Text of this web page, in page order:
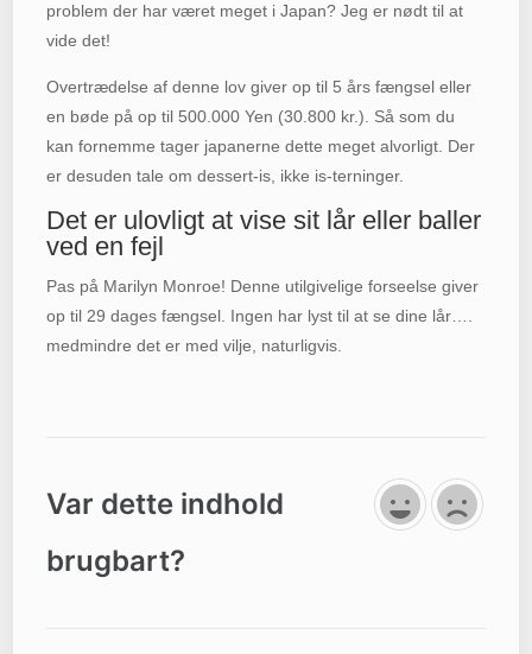
problem der har været meget i Japan? Jeg er nødt til at
vide det!
Overtrædelse af denne lov giver op til 5 års fængsel eller
en bøde på op til 500.000 Yen (30.800 kr.). Så som du
kan fornemme tager japanerne dette meget alvorligt. Der
er desuden tale om dessert-is, ikke is-terninger.
Det er ulovligt at vise sit lår eller baller
ved en fejl
Pas på Marilyn Monroe! Denne utilgivelige forseelse giver
op til 29 dages fængsel. Ingen har lyst til at se dine lår….
medmindre det er med vilje, naturligvis.
Var dette indhold
brugbart?